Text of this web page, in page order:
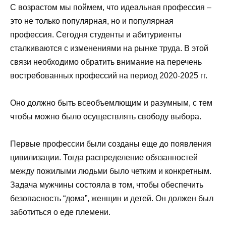
С возрастом мы поймем, что идеальная профессия –
это не только популярная, но и популярная
профессия. Сегодня студенты и абитуриенты
сталкиваются с изменениями на рынке труда. В этой
связи необходимо обратить внимание на перечень
востребованных профессий на период 2020-2025 гг.
Оно должно быть всеобъемлющим и разумным, с тем
чтобы можно было осуществлять свободу выбора.
Первые профессии были созданы еще до появления
цивилизации. Тогда распределение обязанностей
между пожилыми людьми было четким и конкретным.
Задача мужчины состояла в том, чтобы обеспечить
безопасность “дома”, женщин и детей. Он должен был
заботиться о еде племени.